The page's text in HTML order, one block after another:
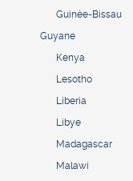
Guinée-Bissau
Guyane
Kenya
Lesotho
Liberia
Libye
Madagascar
Malawi